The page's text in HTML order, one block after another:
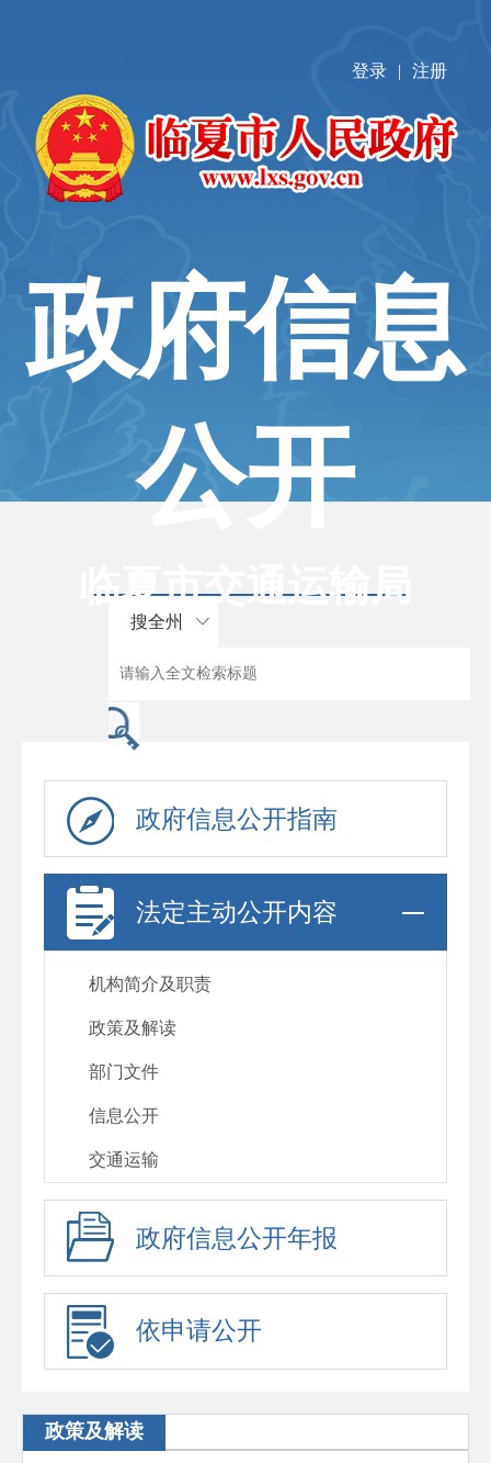
登录 | 注册
政府信息
公开
临夏市交通运输局
搜全州
政府信息公开指南
法定主动公开内容
机构简介及职责
政策及解读
部门文件
信息公开
交通运输
政府信息公开年报
依申请公开
政策及解读